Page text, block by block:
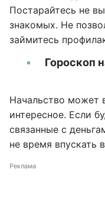
Постарайтесь не
знакомых. Не
займитесь
Гороскоп
Начальство может
интересное. Если
связанные с
не время впускать
Реклама